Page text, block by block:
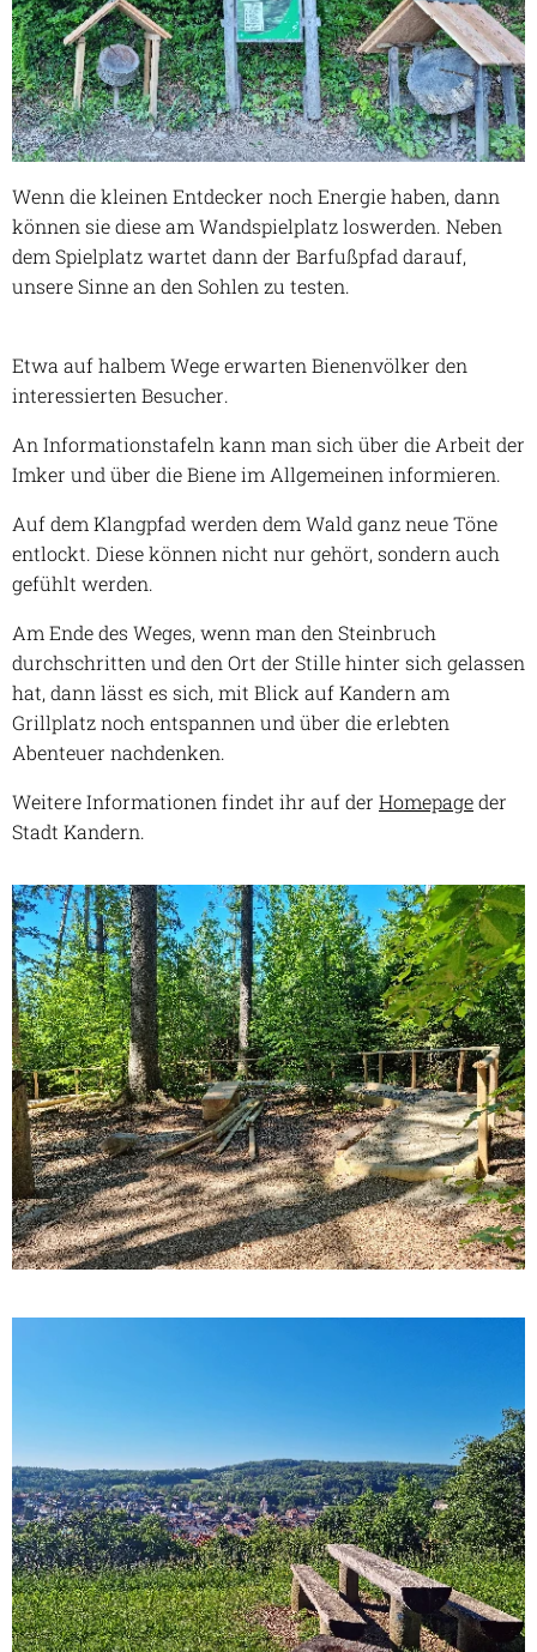
Wenn die kleinen Entdecker noch Energie haben, dann
können sie diese am Wandspielplatz loswerden. Neben
dem Spielplatz wartet dann der Barfußpfad darauf,
unsere Sinne an den Sohlen zu testen.
Etwa auf halbem Wege erwarten Bienenvölker den
interessierten Besucher.
An Informationstafeln kann man sich über die Arbeit der
Imker und über die Biene im Allgemeinen informieren.
Auf dem Klangpfad werden dem Wald ganz neue Töne
entlockt. Diese können nicht nur gehört, sondern auch
gefühlt werden.
Am Ende des Weges, wenn man den Steinbruch
durchschritten und den Ort der Stille hinter sich gelassen
hat, dann lässt es sich, mit Blick auf Kandern am
Grillplatz noch entspannen und über die erlebten
Abenteuer nachdenken.
Weitere Informationen findet ihr auf der Homepageder
Stadt Kandern.